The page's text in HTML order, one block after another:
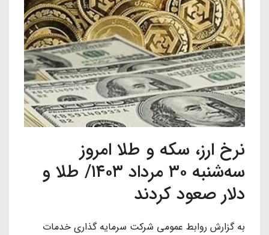
نرخ ارز، سکه و طلا امروز
سه‌شنبه ۳۰ مرداد ۱۴۰۳/ طلا و
دلار صعود کردند
به گزارش روابط عمومی شرکت سرمایه گذاری خدمات